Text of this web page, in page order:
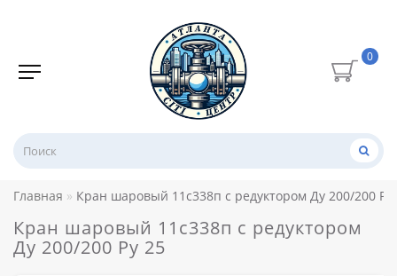
0
Главная Кран шаровый 11с338п с редуктором Ду 200/200 Ру
Кран шаровый 11с338п с редуктором
Ду 200/200 Ру 25